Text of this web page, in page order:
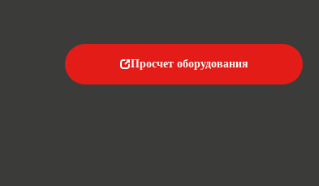
Просчет оборудования